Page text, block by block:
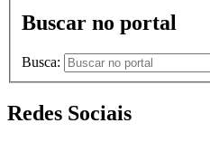
Buscar no portal
Busca:
Redes Sociais